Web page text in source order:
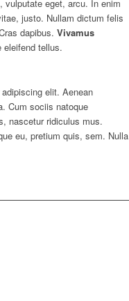
vulputate eget, arcu. In enim
justo. Nullam dictum felis
dapibus.Vivamus
eleifend tellus.
elit. Aenean
Cum sociis natoque
nascetur ridiculus mus.
eu, pretium quis, sem. Nulla